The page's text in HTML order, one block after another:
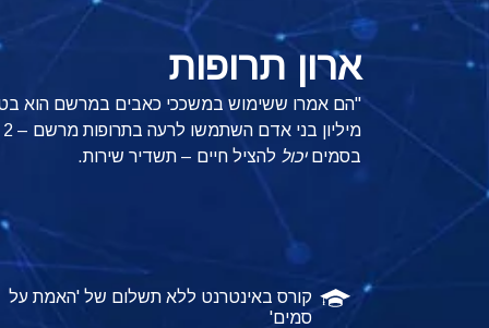
ארון תרופות
בסמיםיכול להציל חיים – תשדיר שירות.
קורס באינטרנט ללא תשלום של 'האמת על
סמים'